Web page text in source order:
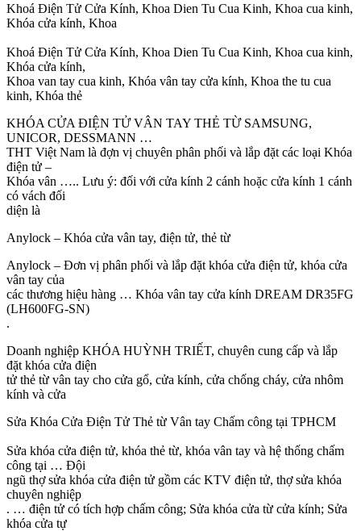
Khoá Điện Tử Cửa Kính, Khoa Dien Tu Cua Kinh, Khoa cua kinh,
Khóa cửa kính, Khoa
Khoá Điện Tử Cửa Kính, Khoa Dien Tu Cua Kinh, Khoa cua kinh,
Khóa cửa kính,
Khoa van tay cua kinh, Khóa vân tay cửa kính, Khoa the tu cua
kinh, Khóa thẻ
KHÓA CỬA ĐIỆN TỬ VÂN TAY THẺ TỪ SAMSUNG,
UNICOR, DESSMANN …
THT Việt Nam là đợn vị chuyên phân phối và lắp đặt các loại Khóa
điện tử –
Khóa vân ….. Lưu ý: đối với cửa kính 2 cánh hoặc cửa kính 1 cánh
có vách đối
diện là
Anylock – Khóa cửa vân tay, điện tử, thẻ từ
Anylock – Đơn vị phân phối và lắp đặt khóa cửa điện tử, khóa cửa
vân tay của
các thương hiệu hàng … Khóa vân tay cửa kính DREAM DR35FG
(LH600FG-SN)
.
Doanh nghiệp KHÓA HUỲNH TRIẾT, chuyên cung cấp và lắp
đặt khóa cửa điện
tử thẻ từ vân tay cho cửa gổ, cửa kính, cửa chống cháy, cửa nhôm
kính và cửa
Sửa Khóa Cửa Điện Tử Thẻ từ Vân tay Chấm công tại TPHCM
Sửa khóa cửa điện tử, khóa thẻ từ, khóa vân tay và hệ thống chấm
công tại … Đội
ngũ thợ sửa khóa cửa điện tử gồm các KTV điện tử, thợ sửa khóa
chuyên nghiệp
. … điện tử có tích hợp chấm công; Sửa khóa cửa từ cửa kính; Sửa
khóa cửa tự